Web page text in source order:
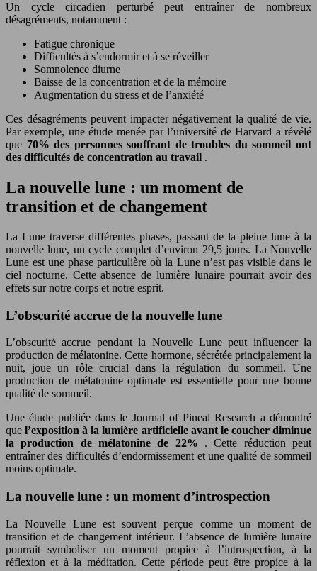
Un cycle circadien perturbé peut entraîner de nombreux
désagréments, notamment :
Fatigue chronique
Difficultés à s’endormir et à se réveiller
Somnolence diurne
Baisse de la concentration et de la mémoire
Augmentation du stress et de l’anxiété
Ces désagréments peuvent impacter négativement la qualité de vie.
Par exemple, une étude menée par l’université de Harvard a révélé
que 70% des personnes souffrant de troubles du sommeil ont
des difficultés de concentration au travail .
La nouvelle lune : un moment de
transition et de changement
La Lune traverse différentes phases, passant de la pleine lune à la
nouvelle lune, un cycle complet d’environ 29,5 jours. La Nouvelle
Lune est une phase particulière où la Lune n’est pas visible dans le
ciel nocturne. Cette absence de lumière lunaire pourrait avoir des
effets sur notre corps et notre esprit.
L’obscurité accrue de la nouvelle lune
L’obscurité accrue pendant la Nouvelle Lune peut influencer la
production de mélatonine. Cette hormone, sécrétée principalement la
nuit, joue un rôle crucial dans la régulation du sommeil. Une
production de mélatonine optimale est essentielle pour une bonne
qualité de sommeil.
Une étude publiée dans le Journal of Pineal Research a démontré
quel’exposition à la lumière artificielle avant le coucher diminue
la production de mélatonine de 22% . Cette réduction peut
entraîner des difficultés d’endormissement et une qualité de sommeil
moins optimale.
La nouvelle lune : un moment d’introspection
La Nouvelle Lune est souvent perçue comme un moment de
transition et de changement intérieur. L’absence de lumière lunaire
pourrait symboliser un moment propice à l’introspection, à la
réflexion et à la méditation. Cette période peut être propice à la